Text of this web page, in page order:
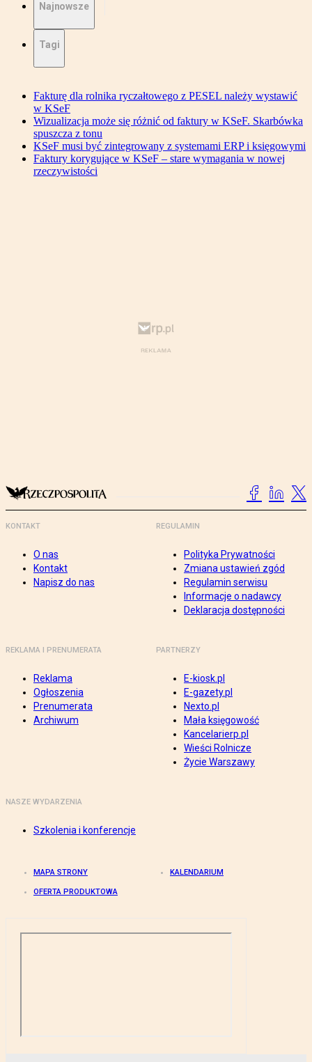
Najnowsze
Tagi
Fakturę dla rolnika ryczałtowego z PESEL należy wystawić
w KSeF
Wizualizacja może się różnić od faktury w KSeF. Skarbówka
spuszcza z tonu
KSeF musi być zintegrowany z systemami ERP i księgowymi
Faktury korygujące w KSeF – stare wymagania w nowej
rzeczywistości
KONTAKT
O nas
Kontakt
Napisz do nas
REGULAMIN
Polityka Prywatności
Zmiana ustawień zgód
Regulamin serwisu
Informacje o nadawcy
Deklaracja dostępności
REKLAMA I PRENUMERATA
Reklama
Ogłoszenia
Prenumerata
Archiwum
PARTNERZY
E-kiosk.pl
E-gazety.pl
Nexto.pl
Mała księgowość
Kancelarierp.pl
Wieści Rolnicze
Życie Warszawy
NASZE WYDARZENIA
Szkolenia i konferencje
MAPA STRONY KALENDARIUM
OFERTA PRODUKTOWA